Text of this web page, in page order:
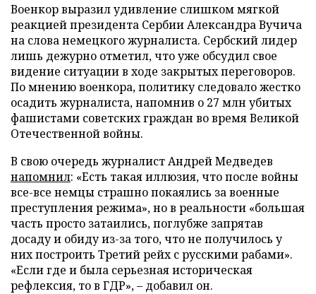
Военкор выразил удивление слишком мягкой
реакцией президента Сербии Александра Вучича
на слова немецкого журналиста. Сербский лидер
лишь дежурно отметил, что уже обсудил свое
видение ситуации в ходе закрытых переговоров.
По мнению военкора, политику следовало жестко
осадить журналиста, напомнив о 27 млн убитых
фашистами советских граждан во время Великой
Отечественной войны.
В свою очередь журналист Андрей Медведев
напомнил: «Есть такая иллюзия, что после войны
все-все немцы страшно покаялись за военные
преступления режима», но в реальности «большая
часть просто затаились, поглубже запрятав
досаду и обиду из-за того, что не получилось у
них построить Третий рейх с русскими рабами».
«Если где и была серьезная историческая
рефлексия, то в ГДР», – добавил он.